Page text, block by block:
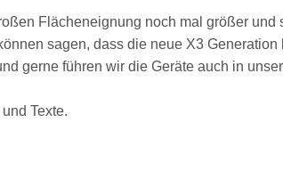
Flächeneignung noch mal größer und
sagen, dass die neue X3 Generation
gerne führen wir die Geräte auch in
Texte.